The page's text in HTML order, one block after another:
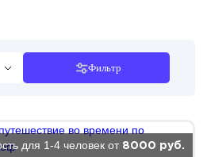
Фильтр
для 1-4 человек от 8000 руб.